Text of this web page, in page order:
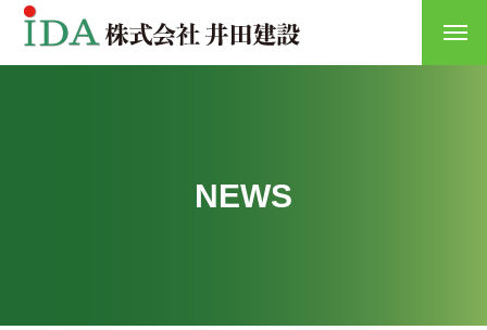
NEWS